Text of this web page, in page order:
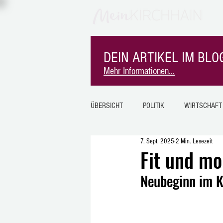
Mehr Informationen...
DEIN ARTIKEL IM
ÜBERSICHT POLITIK WIRTSCHAFT
MITEINANDER MK-
SINDERSFELD BURGHOLZ
Fit und
7. Sept. 2025 2 Min. Lesezeit
Neubeginn im